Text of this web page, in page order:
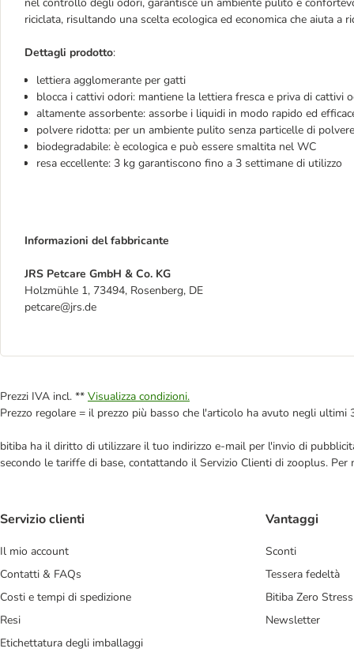
riciclata, risultando una scelta ecologica ed economica che aiuta a
Dettagli prodotto:
lettiera agglomerante per gatti
blocca i cattivi odori: mantiene la lettiera fresca e priva di cattivi
altamente assorbente: assorbe i liquidi in modo rapido ed
polvere ridotta: per un ambiente pulito senza particelle di polvere
biodegradabile: è ecologica e può essere smaltita nel WC
resa eccellente: 3 kg garantiscono fino a 3 settimane di utilizzo
Informazioni del fabbricante
JRS Petcare GmbH & Co. KG
Holzmühle 1, 73494, Rosenberg, DE
petcare@jrs.de
Prezzi IVA incl. ** Visualizza condizioni.
Prezzo regolare = il prezzo più basso che l'articolo ha avuto negli ultimi
bitiba ha il diritto di utilizzare il tuo indirizzo e-mail per l'invio di
secondo le tariffe di base, contattando il Servizio Clienti di zooplus.
Servizio clienti
Il mio account
Contatti & FAQs
Costi e tempi di spedizione
Resi
Etichettatura degli imballaggi
Vantaggi
Sconti
Tessera fedeltà
Bitiba Zero Stress
Newsletter